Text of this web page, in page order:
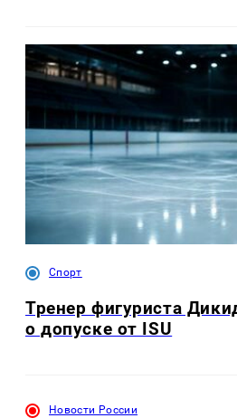
Спорт
Тренер фигуриста
о допуске от ISU
Новости России